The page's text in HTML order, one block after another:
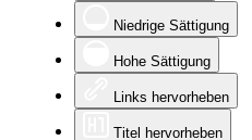
Niedrige Sättigung
Hohe Sättigung
Links hervorheben
Titel hervorheben